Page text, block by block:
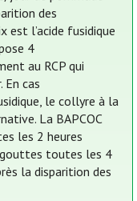
des
est l’acide fusidique
4
au RCP qui
cas
le collyre à la
La BAPCOC
les 2 heures
toutes les 4
la disparition des